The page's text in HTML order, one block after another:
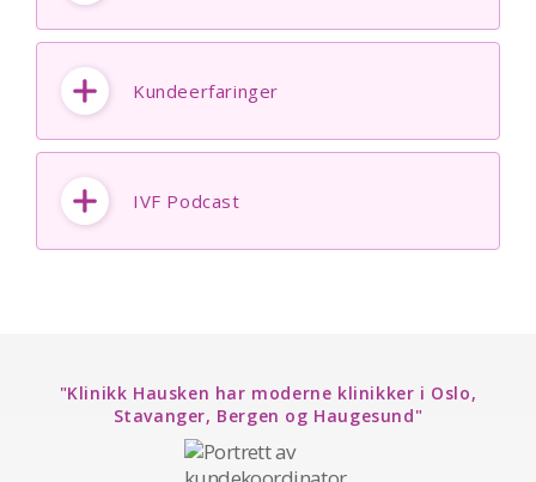
Kundeerfaringer
IVF Podcast
"Klinikk Hausken har moderne klinikker i Oslo,
Stavanger, Bergen og Haugesund"